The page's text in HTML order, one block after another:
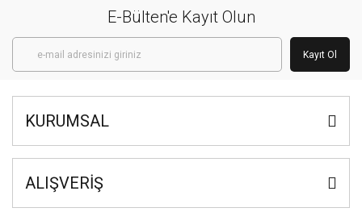
E-Bülten'e Kayıt Olun
Kayıt Ol
KURUMSAL
ALIŞVERİŞ